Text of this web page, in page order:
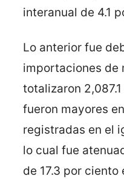
interanual de 4.1
Lo anterior fue
importaciones de
totalizaron
fueron mayores
registradas en el
lo cual fue
de 17.3 por